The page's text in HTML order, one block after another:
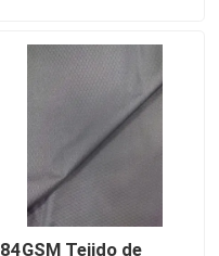
84GSM Tejido de